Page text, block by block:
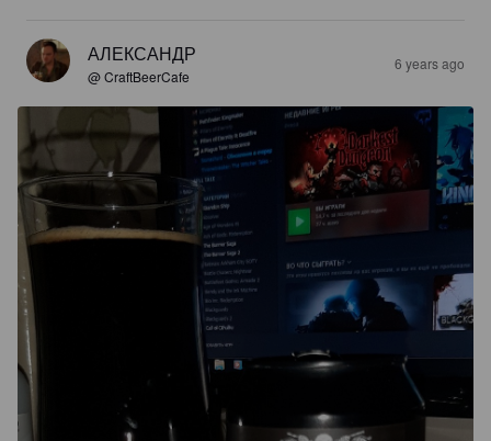
АЛЕКСАНДР
@ CraftBeerCafe
6 years ago